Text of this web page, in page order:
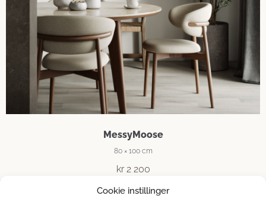
Cookie instillinger
MessyMoose
80 × 100 cm
kr2 200